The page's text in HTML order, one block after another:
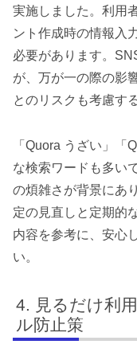
実施しました。利用
ント作成時の情報入
必要があります。
が、万が一の際の影
とのリスクも考慮す
「Quora うざい」「
な検索ワードも多い
の煩雑さが背景にあ
定の見直しと定期的
内容を参考に、安心
い。
見るだけ利
ル防止策